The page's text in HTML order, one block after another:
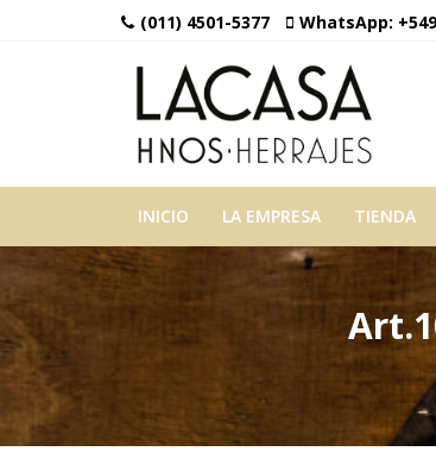
(011) 4501-5377 WhatsApp:
INICIO LA EMPRESA TIENDA